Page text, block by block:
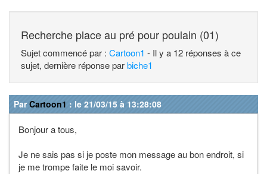
Recherche place au pré pour poulain (01)
Sujet commencé par : Cartoon1 - Il y a 12 réponses à ce
sujet, dernière réponse parbiche1
ParCartoon1 : le 21/03/15 à 13:28:08
Bonjour a tous,
Je ne sais pas si je poste mon message au bon endroit, si
je me trompe faite le moi savoir.